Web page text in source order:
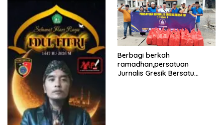
Berbagi berkah
ramadhan,persatuan
Jurnalis Gresik Bersatu